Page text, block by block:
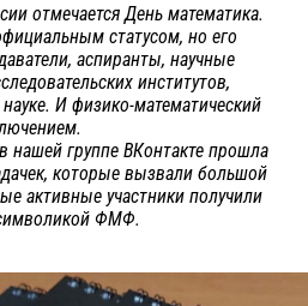
отмечается День математика.
статусом, но его
аспиранты, научные
институтов,
И физико-математический
нашей группе ВКонтакте прошла
которые вызвали большой
активные участники получили
ФМФ.